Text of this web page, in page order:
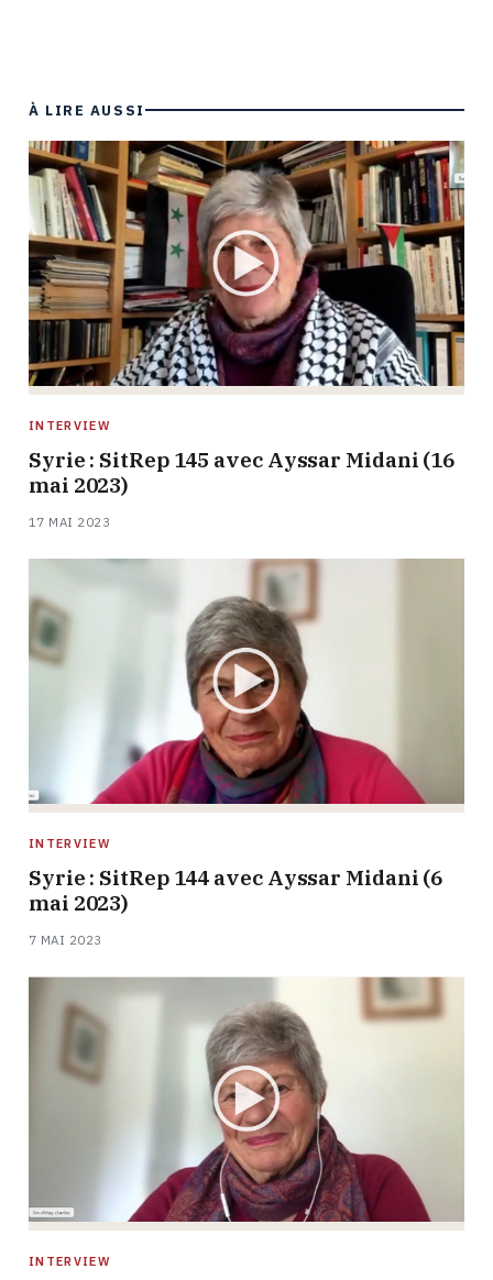
À LIRE AUSSI
INTERVIEW
Syrie : SitRep 145 avec Ayssar Midani (16
mai 2023)
17 MAI 2023
INTERVIEW
Syrie : SitRep 144 avec Ayssar Midani (6
mai 2023)
7 MAI 2023
INTERVIEW